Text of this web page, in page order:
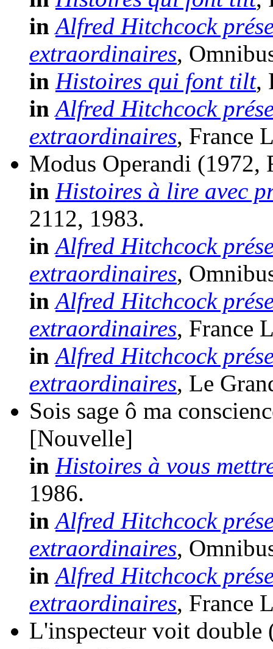
in Alfred Hitchcock
extraordinaires,
in Histoires qui font tilt,
in Alfred Hitchcock
extraordinaires, France
Modus Operandi (1972,
in Histoires à lire avec
2112, 1983.
in Alfred Hitchcock
extraordinaires,
in Alfred Hitchcock
extraordinaires, France
in Alfred Hitchcock
extraordinaires, Le
Sois sage ô ma
[Nouvelle]
in Histoires à vous
1986.
in Alfred Hitchcock
extraordinaires,
in Alfred Hitchcock
extraordinaires, France
L'inspecteur voit double